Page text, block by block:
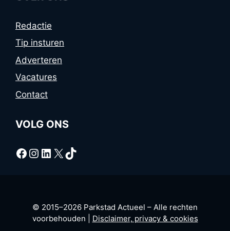
Redactie
Tip insturen
Adverteren
Vacatures
Contact
VOLG ONS
Facebook
Instagram
LinkedIn
X TikTok
© 2015–2026 Parkstad Actueel – Alle rechten
voorbehouden | Disclaimer, privacy & cookies